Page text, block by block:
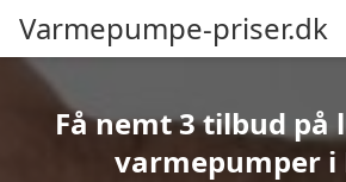
Varmepumpe-priser.dk
Få nemt 3 tilbud
varmepumper i